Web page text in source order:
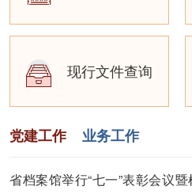
现行文件查询
党建工作 业务工作
省档案馆举行“七一”表彰会议